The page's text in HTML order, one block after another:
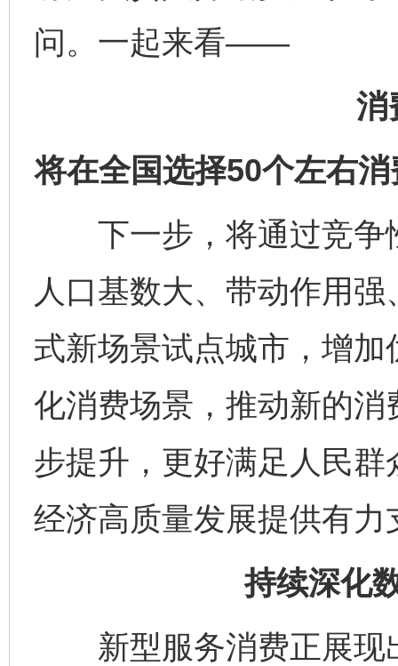
问。一起来看——
消
将在全国选择50个左右
下一步，将通过竞争
人口基数大、带动作用
式新场景试点城市，增
化消费场景，推动新的
步提升，更好满足人民
经济高质量发展提供有力
持续深化
新型服务消费正展现